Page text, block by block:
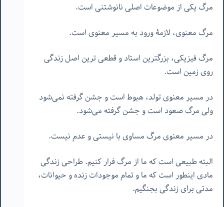
مرگ یکی از موضوعات اصلی نانوشتنی است.
مرگ معنوی، لازمۀ ورود به مسیر معنوی است.
مرگ فیزیکی، بزرگترین استاد و قطعی ترین اصل زندگی
روی زمین است.
در مسیر معنوی تولد، هبوط است و جشن گرفته نمی‌شود
ولی مرگ صعود است و جشن گرفته می‌شود.
در مسیر معنوی مرگ مساوی با نیستی و عدم نیست.
البته طبیعی است که ما از مرگ فرار کنیم. طراحی زندگی
مادی اینطور است که ما و تمام موجودات زنده و حیوانات،
مدتی برای زندگی بجنگیم.